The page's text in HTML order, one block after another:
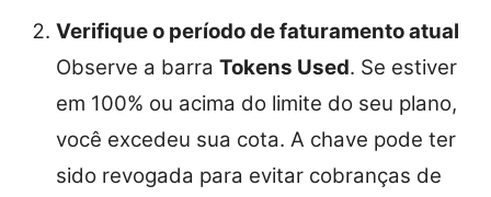
Verifique o período de faturamento atual
Observe a barra Tokens Used. Se estiver
em 100% ou acima do limite do seu plano,
você excedeu sua cota. A chave pode ter
sido revogada para evitar cobranças de